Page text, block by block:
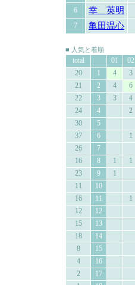
6 幸 英明
7 亀田温心
■ 人気と着順
total 01 02
20
1 4 3
21
2 4 6
22
3 3 4
24
4 2
30
5
37
6 1
26
7
16
8 1 1
23
9 1
11
10
16
11 1
12
12
15
13
18
14
8
15
4
16
2
17